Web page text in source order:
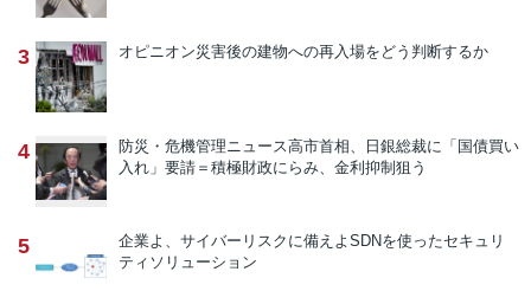
3 オピニオン災害後の建物への再入場をどう判断するか
4 防災・危機管理ニュース高市首相、日銀総裁に「国債買い
入れ」要請＝積極財政にらみ、金利抑制狙う
5 企業よ、サイバーリスクに備えよ SDNを使ったセキュリ
ティソリューション